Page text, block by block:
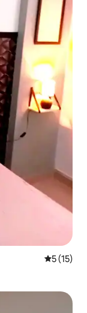
5 de uma
5 (15)